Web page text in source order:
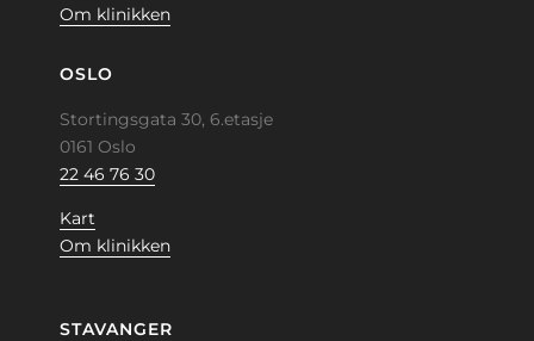
Om klinikken
OSLO
Stortingsgata 30, 6.etasje
0161 Oslo
22 46 76 30
Kart
Om klinikken
STAVANGER